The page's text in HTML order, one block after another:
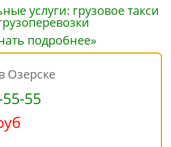
подробнее»
Озерске
55